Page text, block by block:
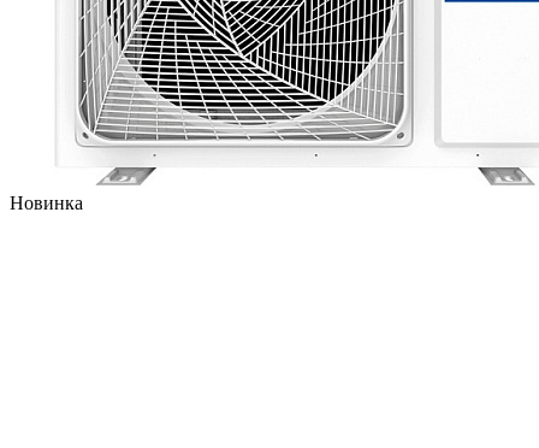
Новинка